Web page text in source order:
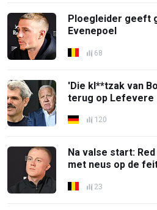
Ploegleider geeft
Evenepoel
68
'Die kl**tzak van
terug op Lefevere
120
Na valse start:
met neus op de
23